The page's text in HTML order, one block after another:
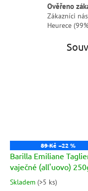
Ověřeno
Zákazníci
Heurece
89 Kč –22 %
Barilla Emiliane
vaječné (all'uovo)
Průměrné
Skladem (>5 ks)